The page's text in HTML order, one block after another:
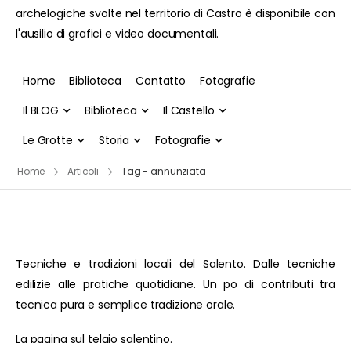
archelogiche svolte nel territorio di Castro è disponibile con
l'ausilio di grafici e video documentali.
Home Biblioteca Contatto
Fotografie
Il BLOG
Biblioteca
Il Castello
Le Grotte
Storia Fotografie
Home Articoli Tag - annunziata
Tecniche e tradizioni locali del Salento. Dalle tecniche
edilizie alle pratiche quotidiane. Un po di contributi tra
tecnica pura e semplice tradizione orale.
La pagina sul telaio salentino.